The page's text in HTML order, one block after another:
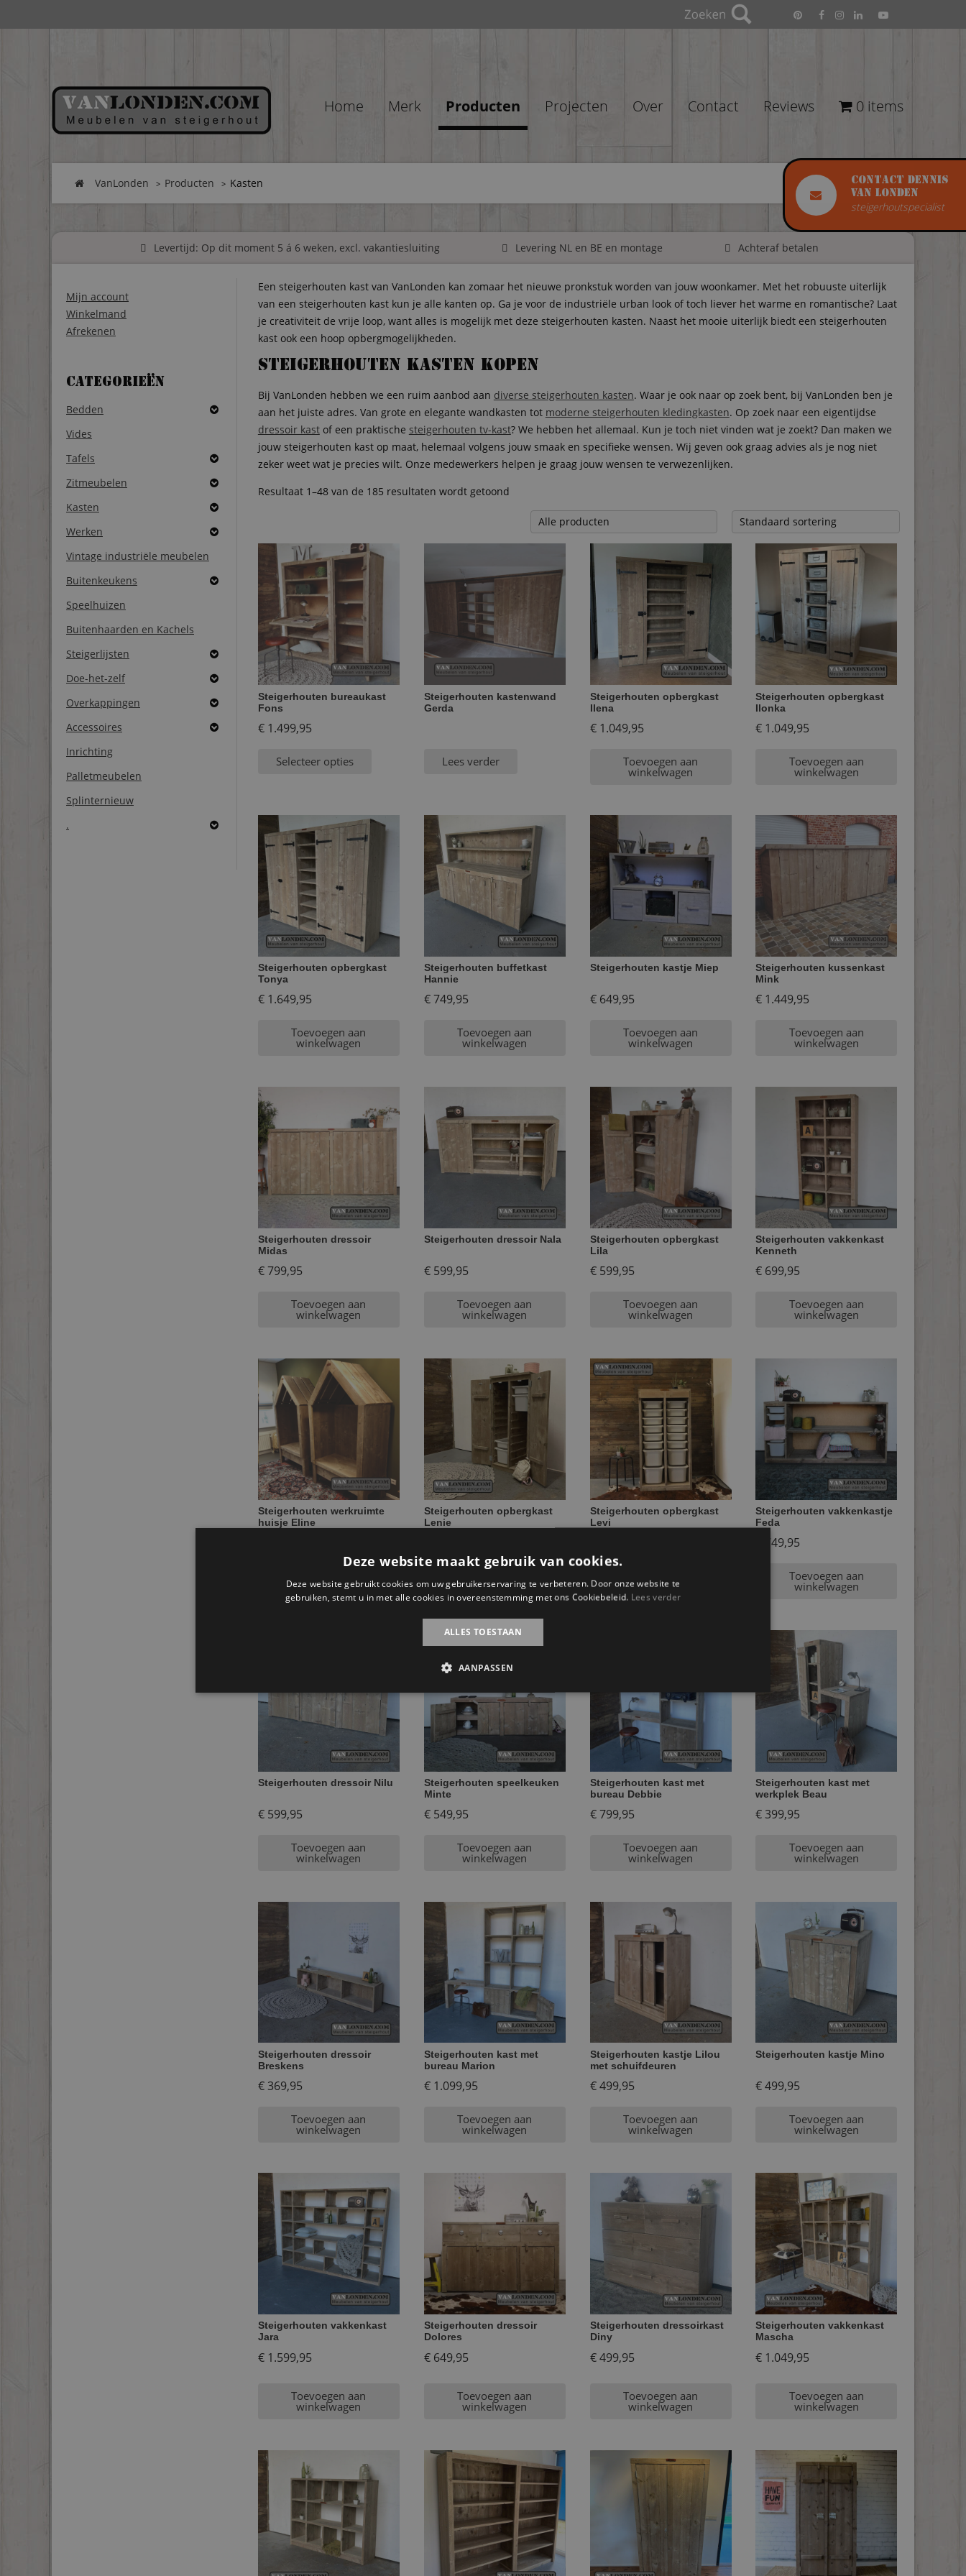
Contact Dennis
van Londen
steigerhoutspecialist
Home Merk Producten Projecten Over Contact Reviews 0 items
VanLonden Producten Kasten
Levertijd: Op dit moment 5 á 6 weken, excl. vakantiesluiting Levering NL en BE en montage Achteraf betalen
Mijn account
Winkelmand
Afrekenen
Categorieën
Bedden
Vides
Tafels
Zitmeubelen
Kasten
Werken
Vintage industriële meubelen
Buitenkeukens
Speelhuizen
Buitenhaarden en Kachels
Steigerlijsten
Doe-het-zelf
Overkappingen
Accessoires
Inrichting
Palletmeubelen
Splinternieuw
.
Een steigerhouten kast van VanLonden kan zomaar het nieuwe pronkstuk worden van jouw woonkamer. Met het robuuste uiterlijk
van een steigerhouten kast kun je alle kanten op. Ga je voor de industriële urban look of toch liever het warme en romantische? Laat
je creativiteit de vrije loop, want alles is mogelijk met deze steigerhouten kasten. Naast het mooie uiterlijk biedt een steigerhouten
kast ook een hoop opbergmogelijkheden.
Steigerhouten kasten kopen
Bij VanLonden hebben we een ruim aanbod aan diverse steigerhouten kasten. Waar je ook naar op zoek bent, bij VanLonden ben je
aan het juiste adres. Van grote en elegante wandkasten tot moderne steigerhouten kledingkasten. Op zoek naar een eigentijdse
dressoir kastof een praktische steigerhouten tv-kast? We hebben het allemaal. Kun je toch niet vinden wat je zoekt? Dan maken we
jouw steigerhouten kast op maat, helemaal volgens jouw smaak en specifieke wensen. Wij geven ook graag advies als je nog niet
zeker weet wat je precies wilt. Onze medewerkers helpen je graag jouw wensen te verwezenlijken.
Resultaat 1–48 van de 185 resultaten wordt getoond
Steigerhouten bureaukast
Fons
€1.499,95
Selecteer opties
Steigerhouten kastenwand
Gerda
Lees verder
Steigerhouten opbergkast
Ilena
€1.049,95
Toevoegen aan
winkelwagen
Steigerhouten opbergkast
Ilonka
€ 1.049,95
Toevoegen aan
winkelwagen
Steigerhouten opbergkast
Tonya
€1.649,95
Toevoegen aan
winkelwagen
Steigerhouten buffetkast
Hannie
€749,95
Toevoegen aan
winkelwagen
Steigerhouten kastje Miep
€649,95
Toevoegen aan
winkelwagen
Steigerhouten kussenkast
Mink
€ 1.449,95
Toevoegen aan
winkelwagen
Steigerhouten dressoir
Midas
€799,95
Toevoegen aan
winkelwagen
Steigerhouten dressoir Nala
€599,95
Toevoegen aan
winkelwagen
Steigerhouten opbergkast
Lila
€599,95
Toevoegen aan
winkelwagen
Steigerhouten vakkenkast
Kenneth
€ 699,95
Toevoegen aan
winkelwagen
Steigerhouten werkruimte
huisje Eline
winkelwagen
Steigerhouten opbergkast
Lenie
winkelwagen
Steigerhouten opbergkast
Levi
winkelwagen
Steigerhouten vakkenkastje
Feda
749,95
Toevoegen aan
winkelwagen
Steigerhouten dressoir Nilu
€599,95
Toevoegen aan
winkelwagen
Steigerhouten speelkeuken
Minte
€549,95
Toevoegen aan
winkelwagen
Steigerhouten kast met
bureau Debbie
€799,95
Toevoegen aan
winkelwagen
Steigerhouten kast met
werkplek Beau
€399,95
Toevoegen aan
winkelwagen
Steigerhouten dressoir
Breskens
€369,95
Toevoegen aan
winkelwagen
Steigerhouten kast met
bureau Marion
€1.099,95
Toevoegen aan
winkelwagen
Steigerhouten kastje Lilou
met schuifdeuren
€499,95
Toevoegen aan
winkelwagen
Steigerhouten kastje Mino
€499,95
Toevoegen aan
winkelwagen
Steigerhouten vakkenkast
Jara
€1.599,95
Toevoegen aan
winkelwagen
Steigerhouten dressoir
Dolores
€649,95
Toevoegen aan
winkelwagen
Steigerhouten dressoirkast
Diny
€499,95
Toevoegen aan
winkelwagen
Steigerhouten vakkenkast
Mascha
€ 1.049,95
Toevoegen aan
winkelwagen
Deze website maakt gebruik van cookies.
Deze website gebruikt cookies om uw gebruikerservaring te verbeteren. Door onze website te
gebruiken, stemt u in met alle cookies in overeenstemming met ons Cookiebeleid. Lees verder
ALLES TOESTAAN
AANPASSEN